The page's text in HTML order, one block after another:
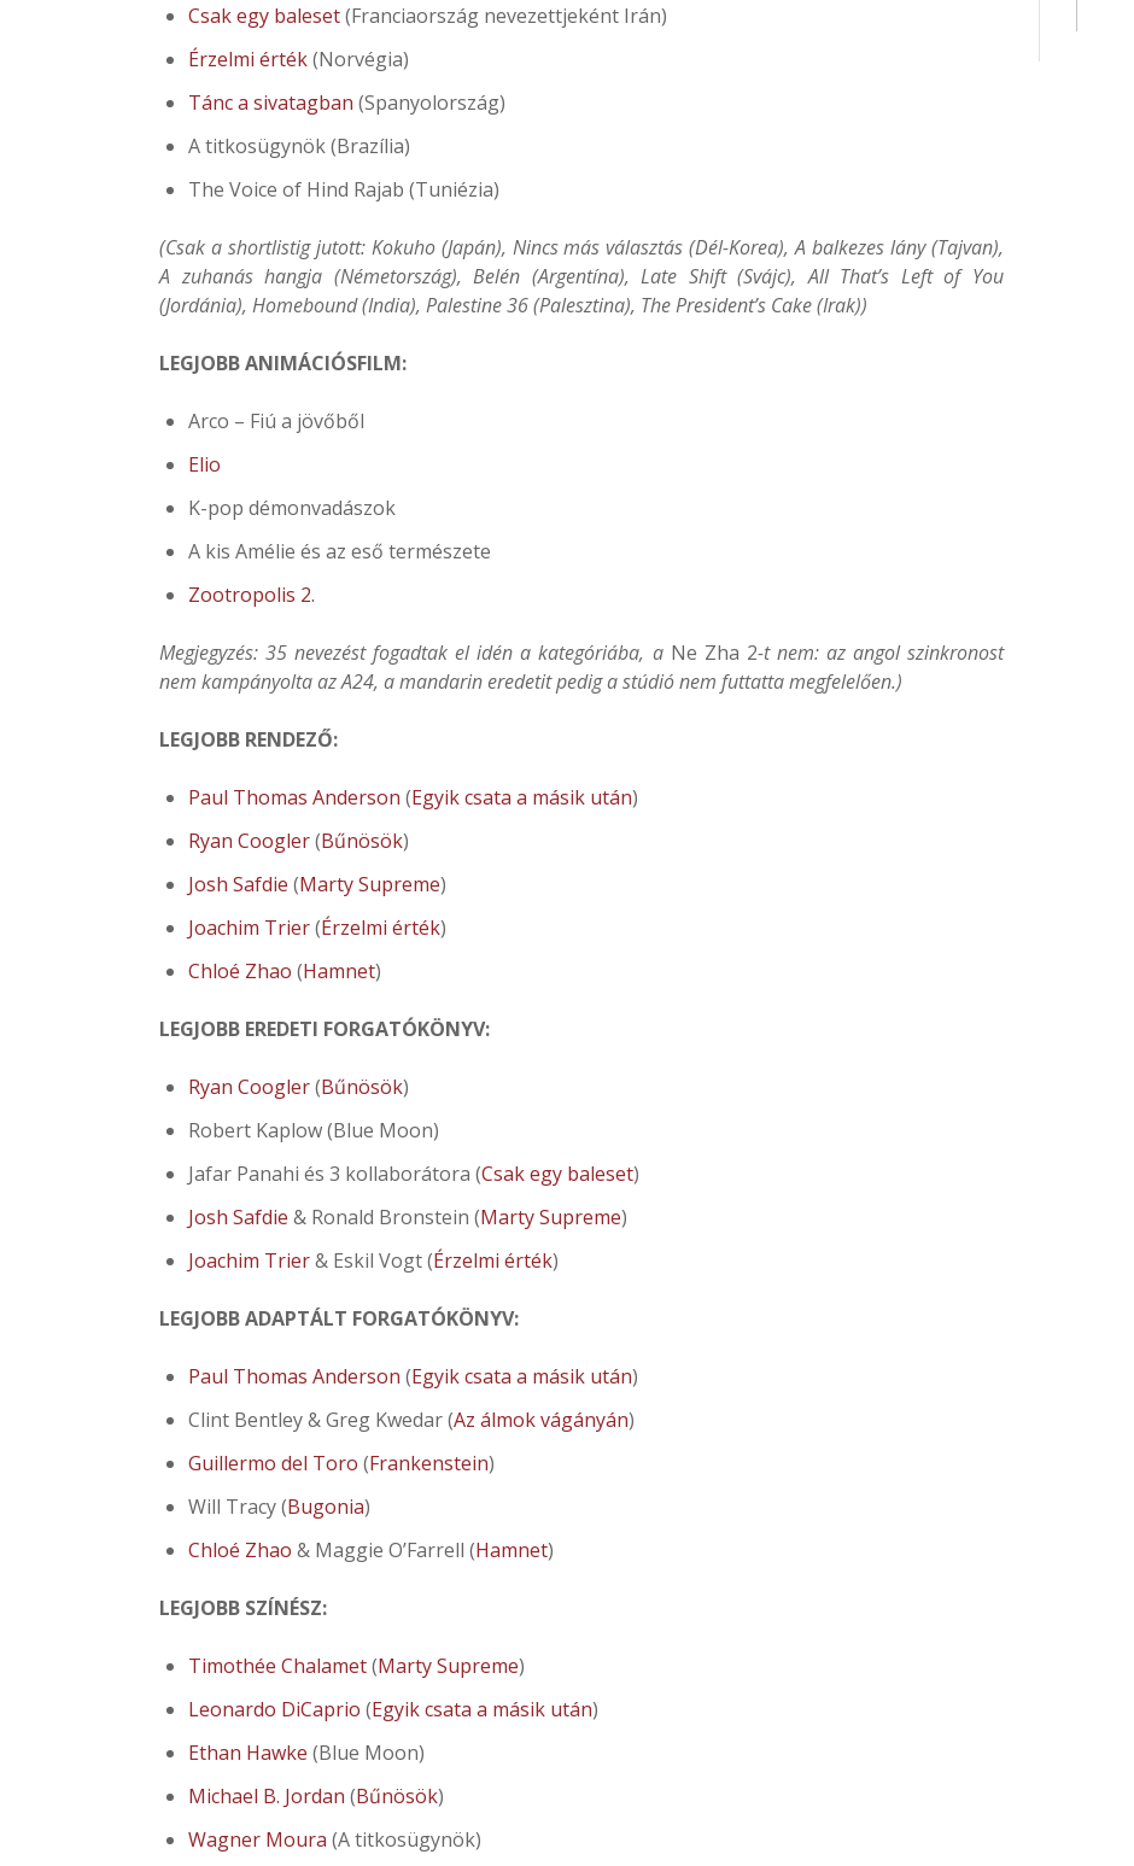
Csak egy baleset(Franciaország nevezettjeként Irán)
Érzelmi érték(Norvégia)
Tánc a sivatagban (Spanyolország)
A titkosügynök (Brazília)
The Voice of Hind Rajab (Tuniézia)
(Csak a shortlistig jutott: Kokuho (Japán), Nincs más választás (Dél-Korea), A balkezes lány (Tajvan),
A zuhanás hangja (Németország), Belén (Argentína), Late Shift (Svájc), All That’s Left of You
(Jordánia), Homebound (India), Palestine 36 (Palesztina), The President’s Cake (Irak))
LEGJOBB ANIMÁCIÓSFILM:
Arco – Fiú a jövőből
Elio
K-pop démonvadászok
A kis Amélie és az eső természete
Zootropolis 2.
Megjegyzés: 35 nevezést fogadtak el idén a kategóriába, a Ne Zha 2-t nem: az angol szinkronost
nem kampányolta az A24, a mandarin eredetit pedig a stúdió nem futtatta megfelelően.)
LEGJOBB RENDEZŐ:
Paul Thomas Anderson (Egyik csata a másik után)
Ryan Coogler(Bűnösök)
Josh Safdie (Marty Supreme)
Joachim Trier(Érzelmi érték)
Chloé Zhao (Hamnet)
LEGJOBB EREDETI FORGATÓKÖNYV:
Ryan Coogler(Bűnösök)
Robert Kaplow (Blue Moon)
Jafar Panahi és 3 kollaborátora (Csak egy baleset)
Josh Safdie & Ronald Bronstein (Marty Supreme)
Joachim Trier& Eskil Vogt (Érzelmi érték)
LEGJOBB ADAPTÁLT FORGATÓKÖNYV:
Paul Thomas Anderson (Egyik csata a másik után)
Clint Bentley & Greg Kwedar (Az álmok vágányán)
Guillermo del Toro (Frankenstein)
Will Tracy (Bugonia)
Chloé Zhao & Maggie O’Farrell (Hamnet)
LEGJOBB SZÍNÉSZ:
Timothée Chalamet(Marty Supreme)
Leonardo DiCaprio (Egyik csata a másik után)
Ethan Hawke (Blue Moon)
Michael B. Jordan (Bűnösök)
Wagner Moura (A titkosügynök)